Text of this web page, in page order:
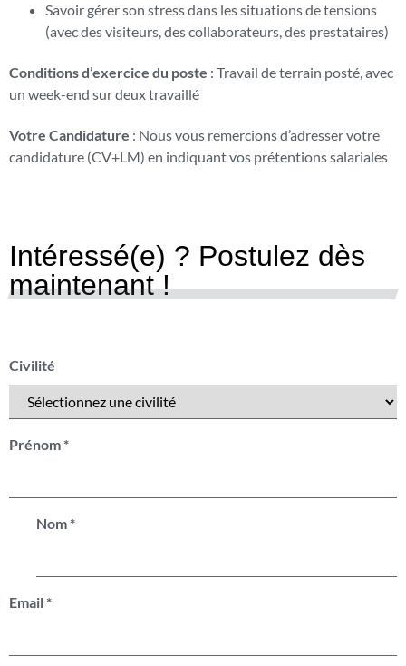
Savoir gérer son stress dans les situations de tensions
(avec des visiteurs, des collaborateurs, des prestataires)
Conditions d’exercice du poste : Travail de terrain posté, avec
un week-end sur deux travaillé
Votre Candidature : Nous vous remercions d’adresser votre
candidature (CV+LM) en indiquant vos prétentions salariales
Intéressé(e) ? Postulez dès
maintenant !
Civilité
Prénom*
Nom*
Email*